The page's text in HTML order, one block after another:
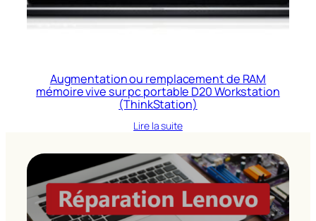
Augmentation ou remplacement de RAM
mémoire vive sur pc portable D20 Workstation
(ThinkStation)
Lire la suite